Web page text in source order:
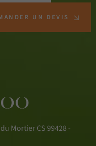
UN DEVIS
00
Mortier CS 99428 -